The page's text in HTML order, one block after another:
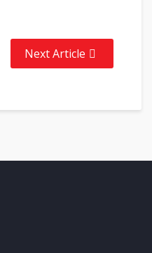
Next Article